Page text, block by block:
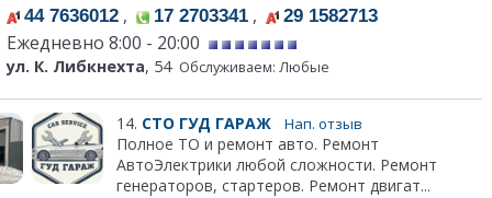
44 7636012 , 17 2703341 , 29 1582713
Ежедневно 8:00 - 20:00
ул. К. Либкнехта, 54 Обслуживаем: Любые
14. СТО ГУД ГАРАЖ Нап. отзыв
Полное ТО и ремонт авто. Ремонт
АвтоЭлектрики любой сложности. Ремонт
генераторов, стартеров. Ремонт двигат...